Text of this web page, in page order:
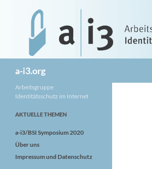
a-i3.org
Arbeitsgruppe
Identitätsschutz im Internet
AKTUELLE THEMEN
a-i3/BSI Symposium 2020
Über uns
Impressum und Datenschutz